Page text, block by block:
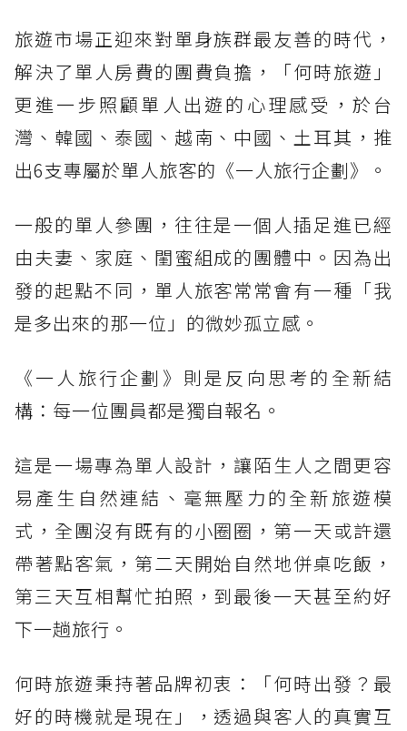
旅遊市場正迎來對單身族群最友善的時代，
解決了單人房費的團費負擔，「何時旅遊」
更進一步照顧單人出遊的心理感受，於台
灣、韓國、泰國、越南、中國、土耳其，推
出6支專屬於單人旅客的《一人旅行企劃》。
一般的單人參團，往往是一個人插足進已經
由夫妻、家庭、閨蜜組成的團體中。因為出
發的起點不同，單人旅客常常會有一種「我
是多出來的那一位」的微妙孤立感。
《一人旅行企劃》則是反向思考的全新結
構：每一位團員都是獨自報名。
這是一場專為單人設計，讓陌生人之間更容
易產生自然連結、毫無壓力的全新旅遊模
式，全團沒有既有的小圈圈，第一天或許還
帶著點客氣，第二天開始自然地併桌吃飯，
第三天互相幫忙拍照，到最後一天甚至約好
下一趟旅行。
何時旅遊秉持著品牌初衷：「何時出發？最
好的時機就是現在」，透過與客人的真實互